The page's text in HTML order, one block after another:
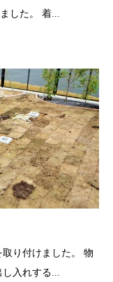
した。 着...
り付けました。 物
入れする...